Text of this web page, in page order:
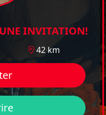
INVITATION!
42 km